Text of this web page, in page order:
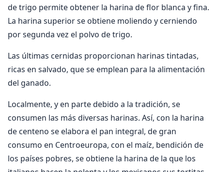
de trigo permite obtener la harina de flor blanca y fina.
La harina superior se obtiene moliendo y cerniendo
por segunda vez el polvo de trigo.
Las últimas cernidas proporcionan harinas tintadas,
ricas en salvado, que se emplean para la alimentación
del ganado.
Localmente, y en parte debido a la tradición, se
consumen las más diversas harinas. Así, con la harina
de centeno se elabora el pan integral, de gran
consumo en Centroeuropa, con el maíz, bendición de
los países pobres, se obtiene la harina de la que los